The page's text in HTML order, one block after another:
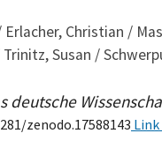
Christian /
Susan /
zenodo.17588143